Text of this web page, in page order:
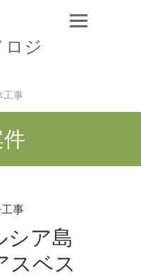
ロジ
工事
事
シア島
スベス